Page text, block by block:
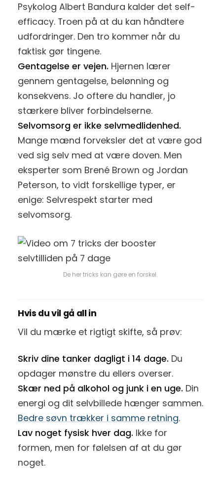
Psykolog Albert Bandura kalder det self-
efficacy. Troen på at du kan håndtere
udfordringer. Den tro kommer når du
faktisk gør tingene.
Gentagelse er vejen. Hjernen lærer
gennem gentagelse, belønning og
konsekvens. Jo oftere du handler, jo
stærkere bliver forbindelserne.
Selvomsorg er ikke selvmedlidenhed.
Mange mænd forveksler det at være god
ved sig selv med at være doven. Men
eksperter som Brené Brown og Jordan
Peterson, to vidt forskellige typer, er
enige: Selvrespekt starter med
selvomsorg.
De her tricks kan gøre en forskel.
Hvis du vil gå all in
Vil du mærke et rigtigt skifte, så prøv:
Skriv dine tanker dagligt i 14 dage. Du
opdager mønstre du ellers overser.
Skær ned på alkohol og junk i en uge. Din
energi og dit selvbillede hænger sammen.
Bedre søvn trækker i samme retning.
Lav noget fysisk hver dag. Ikke for
formen, men for følelsen af at du gør
noget.